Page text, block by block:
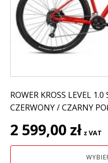
ROWER KROSS LEVEL 1.0
CZERWONY / CZARNY
2 599,00 zł z VAT
można
wybrać
na
stronie
produktu